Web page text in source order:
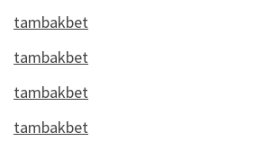
tambakbet
tambakbet
tambakbet
tambakbet